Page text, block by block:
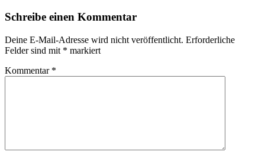
Schreibe einen Kommentar
Deine E-Mail-Adresse wird nicht veröffentlicht. Erforderliche
Felder sind mit * markiert
Kommentar *